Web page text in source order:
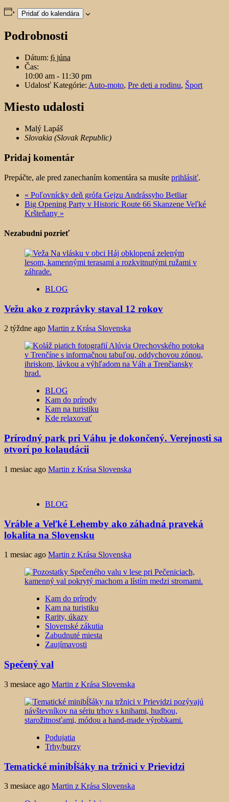
Pridať do kalendára
Podrobnosti
Dátum: 6 júna
Čas:
10:00 am - 11:30 pm
Udalosť Kategórie: Auto-moto, Pre deti a rodinu, Šport
Miesto udalosti
Malý Lapáš
Slovakia (Slovak Republic)
Pridaj komentár
Prepáčte, ale pred zanechaním komentára sa musíte prihlásiť.
« Poľovnícky deň grófa Gejzu Andrássyho Betliar
Big Opening Party v Historic Route 66 Skanzene Veľké
Kršteňany »
Nezabudni pozrieť
BLOG
Vežu ako z rozprávky staval 12 rokov
2 týždne ago Martin z Krása Slovenska
BLOG
Kam do prírody
Kam na turistiku
Kde relaxovať
Prírodný park pri Váhu je dokončený. Verejnosti sa
otvorí po kolaudácii
1 mesiac ago Martin z Krása Slovenska
BLOG
Vráble a Veľké Lehemby ako záhadná praveká
lokalita na Slovensku
1 mesiac ago Martin z Krása Slovenska
Kam do prírody
Kam na turistiku
Rarity, úkazy
Slovenské zákutia
Zabudnuté miesta
Zaujímavosti
Spečený val
3 mesiace ago Martin z Krása Slovenska
Podujatia
Trhy/burzy
Tematické minibĺšáky na tržnici v Prievidzi
3 mesiace ago Martin z Krása Slovenska